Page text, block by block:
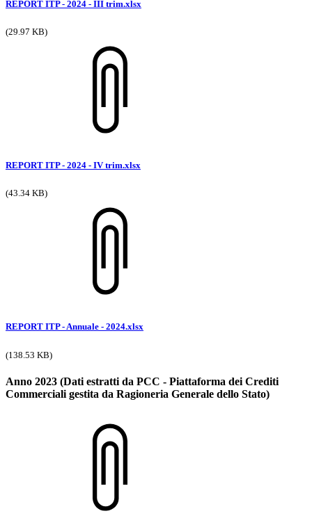
REPORT ITP - 2024 - III trim.xlsx
(29.97 KB)
REPORT ITP - 2024 - IV trim.xlsx
(43.34 KB)
REPORT ITP - Annuale - 2024.xlsx
(138.53 KB)
Anno 2023 (Dati estratti da PCC - Piattaforma dei Crediti
Commerciali gestita da Ragioneria Generale dello Stato)